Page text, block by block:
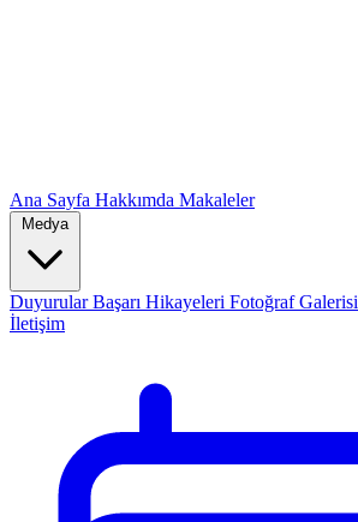
Ana Sayfa Hakkımda Makaleler
Medya
DuyurularBaşarı Hikayeleri Fotoğraf Galerisi
İletişim